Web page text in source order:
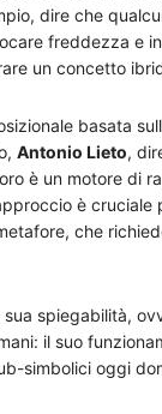
dire che
freddezza e
un concetto
basata
Antonio Lieto,
è un motore di
è
che
sua spiegabilità,
il suo
simbolici oggi